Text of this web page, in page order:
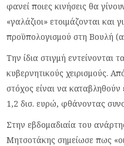
φανεί ποιες κινήσεις θα
«γαλάζιοι» ετοιμάζονται και
προϋπολογισμού στη Βουλή
Την ίδια στιγμή εντείνονται
κυβερνητικούς χειρισμούς.
στόχος είναι να
1,2 δισ. ευρώ, φθάνοντας
Στην εβδομαδιαία του
Μητσοτάκης σημείωσε πως